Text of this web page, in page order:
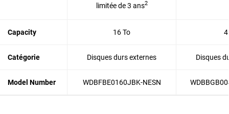
limitée de 3 ans2
Capacity 16 To 4
Catégorie Disques durs externes Disques
Model Number WDBFBE0160JBK-NESN